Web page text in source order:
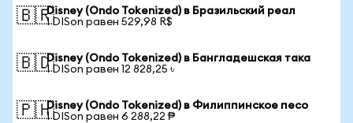
🇧🇷Disney (Ondo Tokenized) в Бразильский реал
1 DISon равен 529,98 R$
🇧🇩Disney (Ondo Tokenized) в Бангладешская така
1 DISon равен 12 828,25 ৳
🇵🇭Disney (Ondo Tokenized) в Филиппинское песо
1 DISon равен 6 288,22 ₱